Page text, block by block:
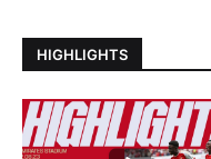
HIGHLIGHTS